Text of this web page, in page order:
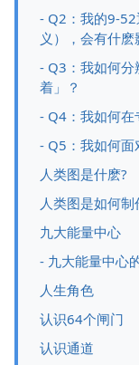
- Q2：我的9-
义），会有什麽
- Q3：我如何分
着」？
- Q4：我如何在
- Q5：我如何面
人类图是什麽?
人类图是如何制
九大能量中心
- 九大能量中心
人生角色
认识64个闸门
认识通道